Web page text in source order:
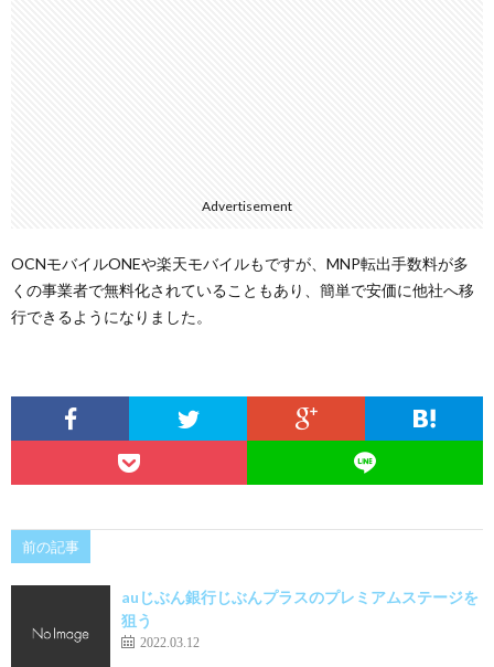
Advertisement
OCNモバイルONEや楽天モバイルもですが、MNP転出手数料が多
くの事業者で無料化されていることもあり、簡単で安価に他社へ移
行できるようになりました。
前の記事
auじぶん銀行じぶんプラスのプレミアムステージを
狙う
2022.03.12